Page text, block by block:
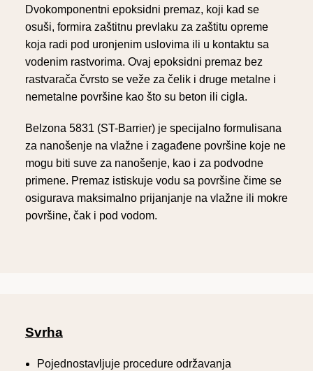
Dvokomponentni epoksidni premaz, koji kad se
osuši, formira zaštitnu prevlaku za zaštitu opreme
koja radi pod uronjenim uslovima ili u kontaktu sa
vodenim rastvorima. Ovaj epoksidni premaz bez
rastvarača čvrsto se veže za čelik i druge metalne i
nemetalne površine kao što su beton ili cigla.
Belzona 5831 (ST-Barrier) je specijalno formulisana
za nanošenje na vlažne i zagađene površine koje ne
mogu biti suve za nanošenje, kao i za podvodne
primene. Premaz istiskuje vodu sa površine čime se
osigurava maksimalno prijanjanje na vlažne ili mokre
površine, čak i pod vodom.
Svrha
Pojednostavljuje procedure održavanja